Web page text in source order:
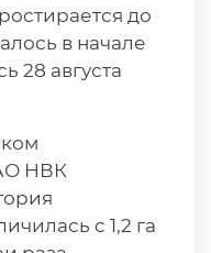
до
в начале
28 августа
НВК
с 1,2 га